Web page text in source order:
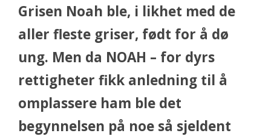
Grisen Noah ble, i likhet med de
aller fleste griser, født for å dø
ung. Men da NOAH – for dyrs
rettigheter fikk anledning til å
omplassere ham ble det
begynnelsen på noe så sjeldent